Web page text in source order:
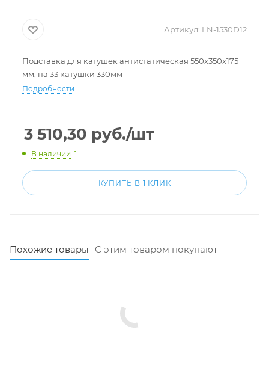
Артикул: LN-1530D12
Подставка для катушек антистатическая 550x350x175
мм, на 33 катушки 330мм
Подробности
3 510,30 руб./шт
В наличии: 1
КУПИТЬ В 1 КЛИК
Похожие товары С этим товаром покупают